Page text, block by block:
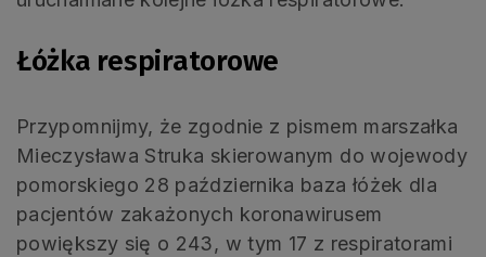
Łóżka respiratorowe
Przypomnijmy, że zgodnie z pismem marszałka
Mieczysława Struka skierowanym do wojewody
pomorskiego 28 października baza łóżek dla
pacjentów zakażonych koronawirusem
powiększy się o 243, w tym 17 z respiratorami